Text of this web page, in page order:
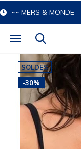
~~ MERS & MONDE -
SOLDES
-30%